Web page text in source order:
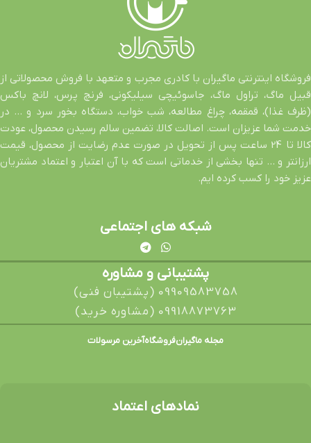
فروشگاه اینترنتی ماگیران با کادری مجرب و متعهد با فروش محصولاتی از
قبیل ماگ، تراول ماگ، جاسوئیچی سیلیکونی، فرنچ پرس، لانچ باکس
(ظرف غذا)، قمقمه، چراغ مطالعه، شب خواب، دستگاه بخور سرد و … در
خدمت شما عزیزان است. اصالت کالا، تضمین سالم رسیدن محصول، عودت
کالا تا 24 ساعت پس از تحویل در صورت عدم رضایت از محصول، قیمت
ارزانتر و … تنها بخشی از خدماتی است که با آن اعتبار و اعتماد مشتریان
عزیز خود را کسب کرده ایم.
شبکه های اجتماعی
پشتیبانی و مشاوره
09909583758 (پشتیبان فنی)
09918873763 (مشاوره خرید)
مجله ماگیرانفروشگاهآخرین مرسولات
نمادهای اعتماد